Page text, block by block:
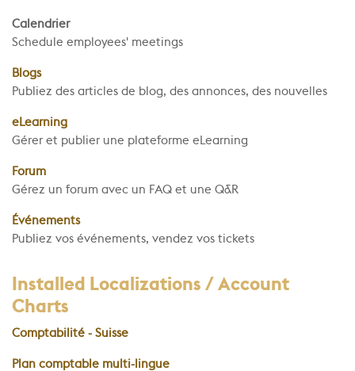
Calendrier
Schedule employees' meetings
Blogs
Publiez des articles de blog, des annonces, des nouvelles
eLearning
Gérer et publier une plateforme eLearning
Forum
Gérez un forum avec un FAQ et une Q&R
Événements
Publiez vos événements, vendez vos tickets
Installed Localizations / Account
Charts
Comptabilité - Suisse
Plan comptable multi-lingue